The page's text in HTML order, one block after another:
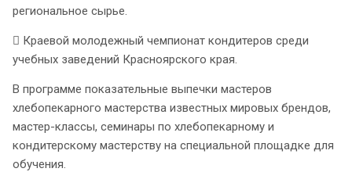
региональное сырье.
 Краевой молодежный чемпионат кондитеров среди
учебных заведений Красноярского края.
В программе показательные выпечки мастеров
хлебопекарного мастерства известных мировых брендов,
мастер-классы, семинары по хлебопекарному и
кондитерскому мастерству на специальной площадке для
обучения.